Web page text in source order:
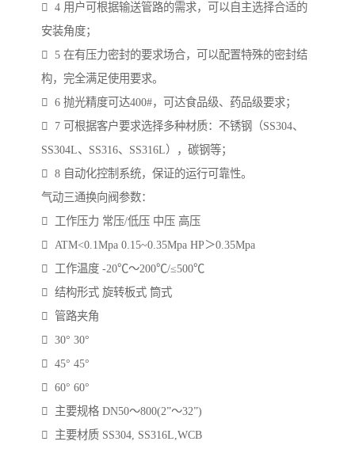
 4 用户可根据输送管路的需求，可以自主选择合适的
安装角度；
 5 在有压力密封的要求场合，可以配置特殊的密封结
构，完全满足使用要求。
 6 抛光精度可达400#，可达食品级、药品级要求；
 7 可根据客户要求选择多种材质：不锈钢（SS304、
SS304L、SS316、SS316L），碳钢等；
 8 自动化控制系统，保证的运行可靠性。
气动三通换向阀参数：
 工作压力 常压/低压 中压 高压
 ATM<0.1Mpa 0.15~0.35Mpa HP＞0.35Mpa
 工作温度 -20℃～200℃/≤500℃
 结构形式 旋转板式 筒式
 管路夹角
 30° 30°
 45° 45°
 60° 60°
 主要规格 DN50～800(2”～32”)
 主要材质 SS304, SS316L,WCB